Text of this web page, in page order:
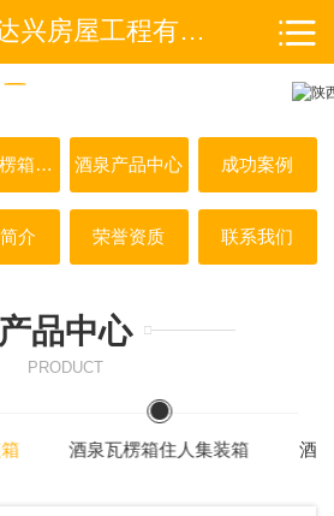
西安腾达兴房屋工程有限公司
酒泉瓦楞箱住人集装箱 酒泉产品中心 成功案例
介 荣誉资质 联系我们
产品中心
PRODUCT
酒泉瓦楞箱住人集装箱 酒